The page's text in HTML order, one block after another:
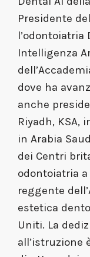
Presidente
l’odontoiatria
Intelligenza
dove ha
anche
Riyadh, KSA,
in Arabia
dei Centri
odontoiatria a
reggente
estetica
Uniti. La
all’istruzione